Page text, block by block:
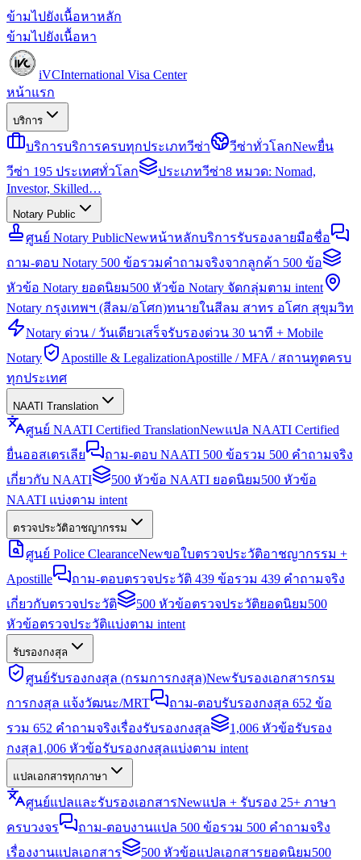
ข้ามไปยังเนื้อหาหลัก
ข้ามไปยังเนื้อหา
iVCInternational Visa Center
หน้าแรก
บริการ
บริการบริการครบทุกประเภทวีซ่า วีซ่าทั่วโลกNewยื่น
วีซ่า 195 ประเทศทั่วโลก
ประเภทวีซ่า8 หมวด: Nomad,
Investor, Skilled…
Notary Public
ศูนย์ Notary PublicNewหน้าหลักบริการรับรองลายมือชื่อ
ถาม-ตอบ Notary 500 ข้อรวมคำถามจริงจากลูกค้า 500 ข้อ
หัวข้อ Notary ยอดนิยม500 หัวข้อ Notary จัดกลุ่มตาม intent
Notary กรุงเทพฯ (สีลม/อโศก)ทนายในสีลม สาทร อโศก สุขุมวิท
Notary ด่วน / วันเดียวเสร็จรับรองด่วน 30 นาที + Mobile
Notary
Apostille & LegalizationApostille / MFA / สถานทูตครบ
ทุกประเทศ
NAATI Translation
ศูนย์ NAATI Certified TranslationNewแปล NAATI Certified
ยื่นออสเตรเลีย
ถาม-ตอบ NAATI 500 ข้อรวม 500 คำถามจริง
เกี่ยวกับ NAATI
500 หัวข้อ NAATI ยอดนิยม500 หัวข้อ
NAATI แบ่งตาม intent
ตรวจประวัติอาชญากรรม
ศูนย์ Police ClearanceNewขอใบตรวจประวัติอาชญากรรม +
Apostille
ถาม-ตอบตรวจประวัติ 439 ข้อรวม 439 คำถามจริง
เกี่ยวกับตรวจประวัติ
500 หัวข้อตรวจประวัติยอดนิยม500
หัวข้อตรวจประวัติแบ่งตาม intent
รับรองกงสุล
ศูนย์รับรองกงสุล (กรมการกงสุล)Newรับรองเอกสารกรม
การกงสุล แจ้งวัฒนะ/MRT
ถาม-ตอบรับรองกงสุล 652 ข้อ
รวม 652 คำถามจริงเรื่องรับรองกงสุล
1,006 หัวข้อรับรอง
กงสุล1,006 หัวข้อรับรองกงสุลแบ่งตาม intent
แปลเอกสารทุกภาษา
ศูนย์แปลและรับรองเอกสารNewแปล + รับรอง 25+ ภาษา
ครบวงจร
ถาม-ตอบงานแปล 500 ข้อรวม 500 คำถามจริง
เรื่องงานแปลเอกสาร
500 หัวข้อแปลเอกสารยอดนิยม500